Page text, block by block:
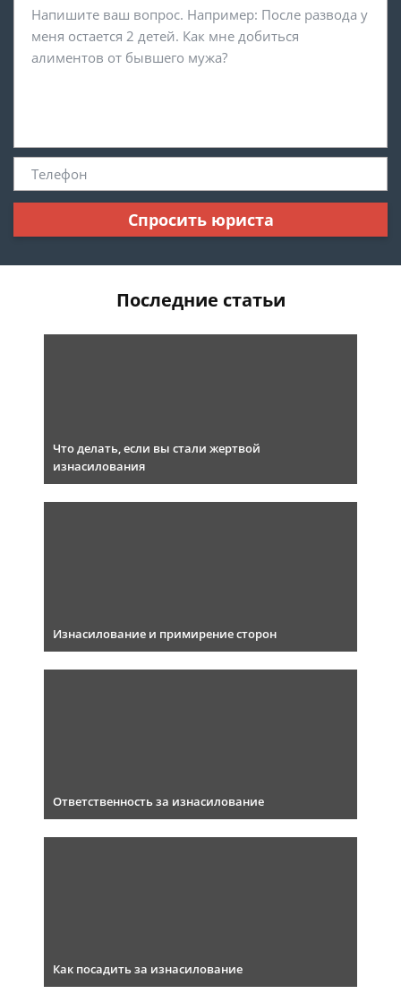
Спросить юриста
Последние статьи
Что делать, если вы стали жертвой
изнасилования
Изнасилование и примирение сторон
Ответственность за изнасилование
Как посадить за изнасилование